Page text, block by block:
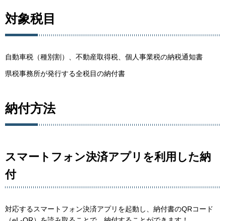
対象税目
自動車税（種別割）、不動産取得税、個人事業税の納税通知書
県税事務所が発行する全税目の納付書
納付方法
スマートフォン決済アプリを利用した納
付
対応するスマートフォン決済アプリを起動し、納付書のQRコード